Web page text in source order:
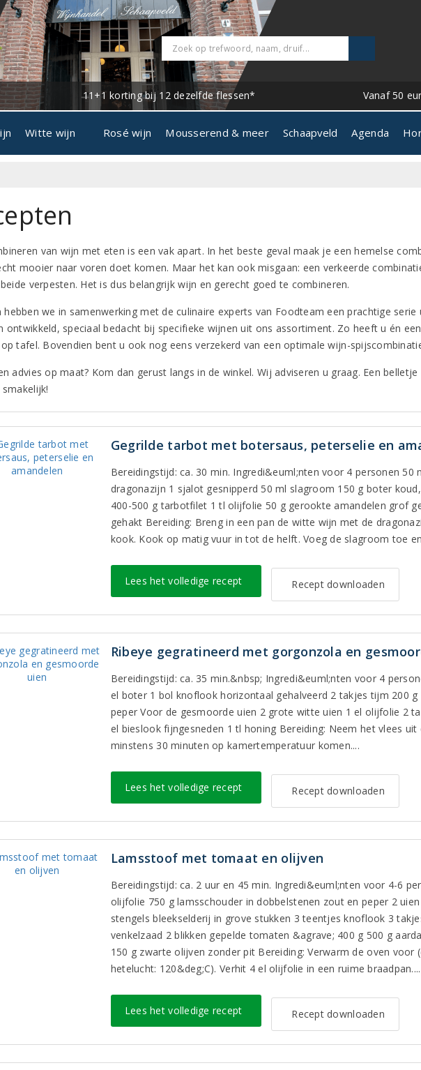
11+1 korting bij 12 dezelfde flessen* Vanaf 50
Witte wijn Rosé wijn Mousserend & meer Schaapveld Agenda
van wijn met eten is een vak apart. In het beste geval maak je een hemelse
mooier naar voren doet komen. Maar het kan ook misgaan: een verkeerde
verpesten. Het is dus belangrijk wijn en gerecht goed te combineren.
hebben we in samenwerking met de culinaire experts van Foodteam een prachtige
ontwikkeld, speciaal bedacht bij specifieke wijnen uit ons assortiment. Zo heeft u én
tafel. Bovendien bent u ook nog eens verzekerd van een optimale wijn-
advies op maat? Kom dan gerust langs in de winkel. Wij adviseren u graag. Een
Gegrilde tarbot met botersaus, peterselie en
Bereidingstijd: ca. 30 min. Ingredi&euml;nten voor 4 personen 50
dragonazijn 1 sjalot gesnipperd 50 ml slagroom 150 g boter
400-500 g tarbotfilet 1 tl olijfolie 50 g gerookte amandelen grof
gehakt Bereiding: Breng in een pan de witte wijn met de
kook. Kook op matig vuur in tot de helft. Voeg de slagroom toe
Lees het volledige recept Recept downloaden
Ribeye gegratineerd met gorgonzola en
Bereidingstijd: ca. 35 min.&nbsp; Ingredi&euml;nten voor 4
el boter 1 bol knoflook horizontaal gehalveerd 2 takjes tijm 200
peper Voor de gesmoorde uien 2 grote witte uien 1 el olijfolie 2
el bieslook fijngesneden 1 tl honing Bereiding: Neem het vlees
minstens 30 minuten op kamertemperatuur komen....
Lees het volledige recept Recept downloaden
Lamsstoof met tomaat en olijven
Bereidingstijd: ca. 2 uur en 45 min. Ingredi&euml;nten voor 4-6
olijfolie 750 g lamsschouder in dobbelstenen zout en peper 2
stengels bleekselderij in grove stukken 3 teentjes knoflook 3
venkelzaad 2 blikken gepelde tomaten &agrave; 400 g 500 g
150 g zwarte olijven zonder pit Bereiding: Verwarm de oven voor
hetelucht: 120&deg;C). Verhit 4 el olijfolie in een ruime braadpan....
Lees het volledige recept Recept downloaden